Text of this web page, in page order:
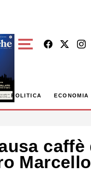
POLITICA ECONOMIA